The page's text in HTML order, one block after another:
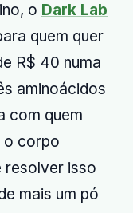
o Dark Lab
quem quer
R$ 40 numa
aminoácidos
com quem
o corpo
resolver isso
mais um pó